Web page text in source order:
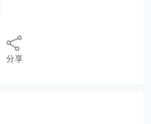
分享